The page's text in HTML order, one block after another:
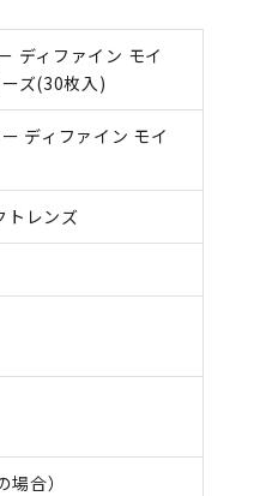
ディファイン モイ
ズ(30枚入)
ディファイン モイ
トレンズ
合）